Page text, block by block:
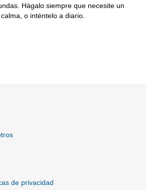
Hágalo siempre que necesite un
o inténtelo a diario.
Externo
de privacidad